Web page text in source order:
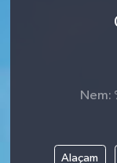
Nem:
Alaçam
Yaşam